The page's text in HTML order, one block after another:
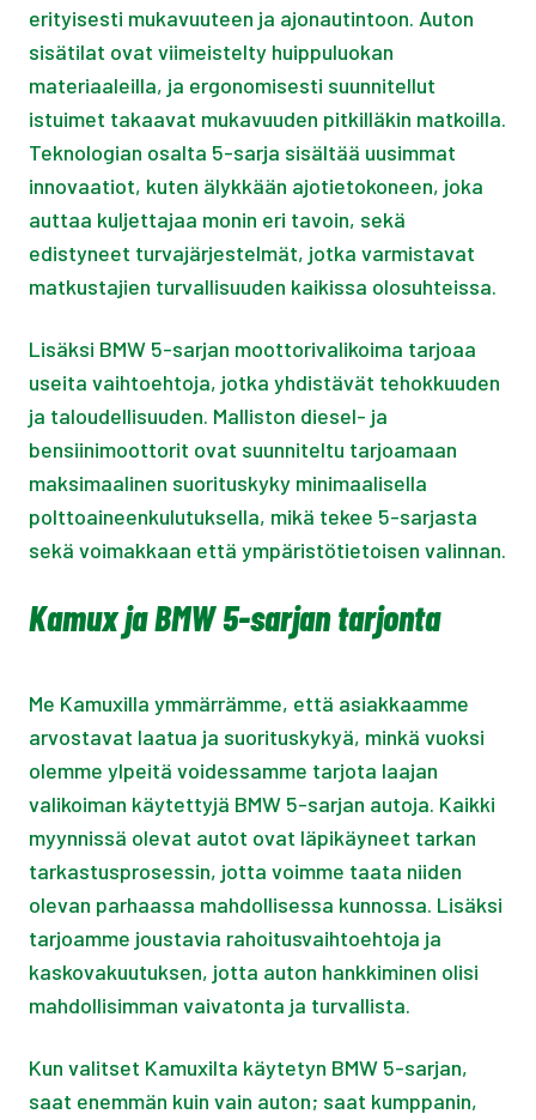
erityisesti mukavuuteen ja ajonautintoon. Auton
sisätilat ovat viimeistelty huippuluokan
materiaaleilla, ja ergonomisesti suunnitellut
istuimet takaavat mukavuuden pitkilläkin matkoilla.
Teknologian osalta 5-sarja sisältää uusimmat
innovaatiot, kuten älykkään ajotietokoneen, joka
auttaa kuljettajaa monin eri tavoin, sekä
edistyneet turvajärjestelmät, jotka varmistavat
matkustajien turvallisuuden kaikissa olosuhteissa.
Lisäksi BMW 5-sarjan moottorivalikoima tarjoaa
useita vaihtoehtoja, jotka yhdistävät tehokkuuden
ja taloudellisuuden. Malliston diesel- ja
bensiinimoottorit ovat suunniteltu tarjoamaan
maksimaalinen suorituskyky minimaalisella
polttoaineenkulutuksella, mikä tekee 5-sarjasta
sekä voimakkaan että ympäristötietoisen valinnan.
Kamux ja BMW 5-sarjan tarjonta
Me Kamuxilla ymmärrämme, että asiakkaamme
arvostavat laatua ja suorituskykyä, minkä vuoksi
olemme ylpeitä voidessamme tarjota laajan
valikoiman käytettyjä BMW 5-sarjan autoja. Kaikki
myynnissä olevat autot ovat läpikäyneet tarkan
tarkastusprosessin, jotta voimme taata niiden
olevan parhaassa mahdollisessa kunnossa. Lisäksi
tarjoamme joustavia rahoitusvaihtoehtoja ja
kaskovakuutuksen, jotta auton hankkiminen olisi
mahdollisimman vaivatonta ja turvallista.
Kun valitset Kamuxilta käytetyn BMW 5-sarjan,
saat enemmän kuin vain auton; saat kumppanin,